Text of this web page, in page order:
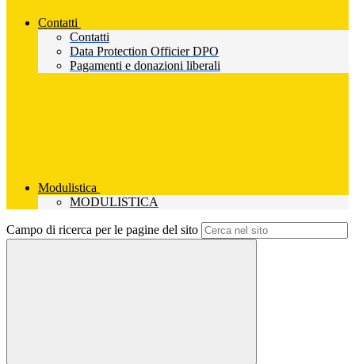
Contatti
Contatti
Data Protection Officier DPO
Pagamenti e donazioni liberali
Modulistica
MODULISTICA
Campo di ricerca per le pagine del sito